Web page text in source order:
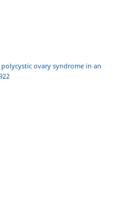
ovary syndrome in an